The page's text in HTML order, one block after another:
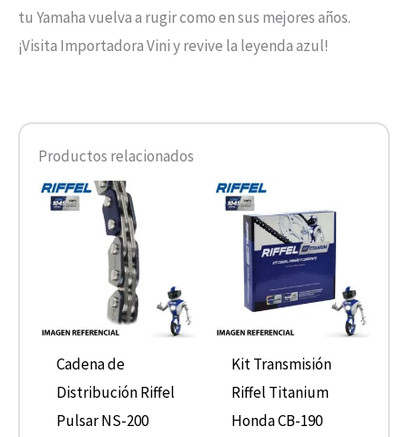
tu Yamaha vuelva a rugir como en sus mejores años.
¡Visita Importadora Vini y revive la leyenda azul!
Productos relacionados
Cadena de
Distribución Riffel
Pulsar NS-200
Kit Transmisión
Riffel Titanium
Honda CB-190